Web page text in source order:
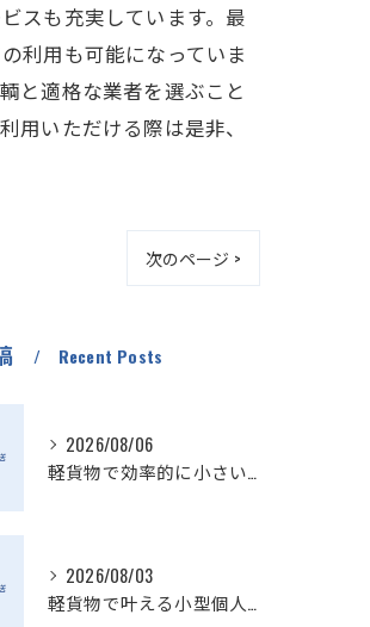
スも充実しています。最
利用も可能になっていま
と適格な業者を選ぶこと
いただける際は是非、
次のページ >
Recent Posts
2026/08/06
軽貨物で効率的に小さい配送を実現
2026/08/03
軽貨物で叶える小型個人宅配送の魅力